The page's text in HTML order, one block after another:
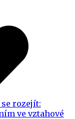
se rozejít:
ve vztahové